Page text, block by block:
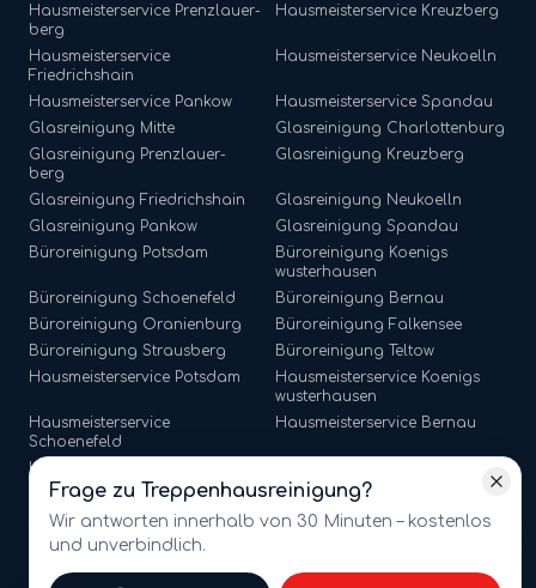
Hausmeisterservice Prenzlauer-
berg
Hausmeisterservice Kreuzberg
Hausmeisterservice
Friedrichshain
Hausmeisterservice Neukoelln
Hausmeisterservice Pankow Hausmeisterservice Spandau
Glasreinigung Mitte Glasreinigung Charlottenburg
Glasreinigung Prenzlauer-
berg
Glasreinigung Kreuzberg
Glasreinigung Friedrichshain Glasreinigung Neukoelln
Glasreinigung Pankow Glasreinigung Spandau
Büroreinigung Potsdam Büroreinigung Koenigs
wusterhausen
Büroreinigung Schoenefeld Büroreinigung Bernau
Büroreinigung Oranienburg Büroreinigung Falkensee
Büroreinigung Strausberg Büroreinigung
Teltow
Hausmeisterservice Potsdam Hausmeisterservice Koenigs
wusterhausen
Hausmeisterservice
Schoenefeld
Hausmeisterservice Bernau
Hausmeisterservice
Oranienburg
Hausmeisterservice Strausberg Hausmeisterservice Teltow
Frage zu Treppenhausreinigung?
Wir antworten innerhalb von 30 Minuten – kostenlos
und unverbindlich.